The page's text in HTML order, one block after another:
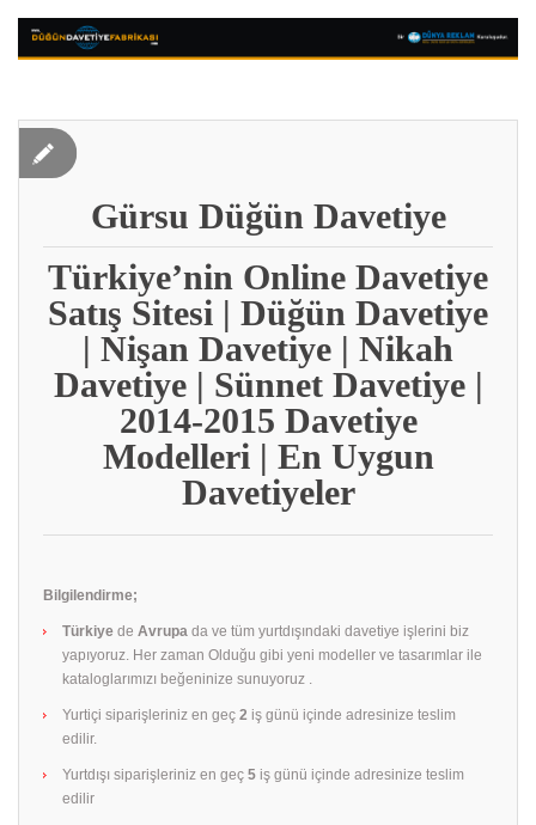
Gürsu Düğün Davetiye
Türkiye’nin Online Davetiye
Satış Sitesi | Düğün Davetiye
| Nişan Davetiye | Nikah
Davetiye | Sünnet Davetiye |
2014-2015 Davetiye
Modelleri | En Uygun
Davetiyeler
Bilgilendirme;
Türkiye de Avrupa da ve tüm yurtdışındaki davetiye işlerini biz
yapıyoruz. Her zaman Olduğu gibi yeni modeller ve tasarımlar ile
kataloglarımızı beğeninize sunuyoruz .
Yurtiçi siparişleriniz en geç 2 iş günü içinde adresinize teslim
edilir.
Yurtdışı siparişleriniz en geç 5 iş günü içinde adresinize teslim
edilir